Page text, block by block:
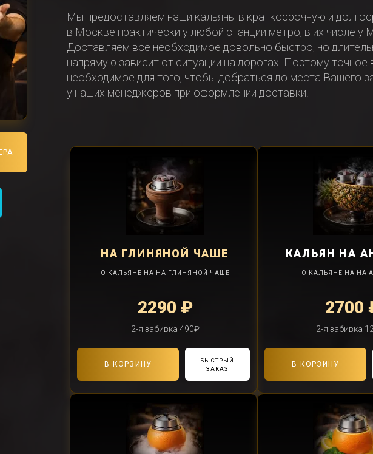
Мы предоставляем наши кальяны в краткосрочную и
в Москве практически у любой станции метро, в их числе у
Доставляем все необходимое довольно быстро, но
напрямую зависит от ситуации на дорогах. Поэтому точное
необходимое для того, чтобы добраться до места Вашего
у наших менеджеров при оформлении доставки.
НА ГЛИНЯНОЙ ЧАШЕ
О КАЛЬЯНЕ НА НА ГЛИНЯНОЙ ЧАШЕ
2290 ₽
2-я забивка 490₽
В КОРЗИНУ
БЫСТРЫЙ
ЗАКАЗ
КАЛЬЯН НА
О КАЛЬЯНЕ НА НА
2700
2-я забивка
В КОРЗИНУ